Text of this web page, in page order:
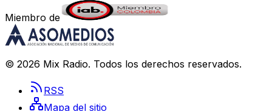
Miembro de
© 2026 Mix Radio. Todos los derechos reservados.
RSS
Mapa del sitio